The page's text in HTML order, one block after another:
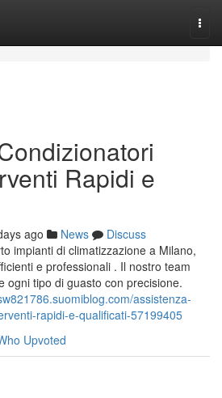
Rapidi e
ago News
Discuss
impianti di climatizzazione a Milano,
e professionali . Il nostro team
ogni tipo di guasto con precisione.
assistenza-
rapidi-e-qualificati-57199405
Upvoted